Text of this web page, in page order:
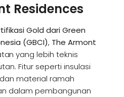
Residences
Gold dari Green
(GBCI), The Armont
yang lebih teknis
Fitur seperti insulasi
material ramah
dalam pembangunan